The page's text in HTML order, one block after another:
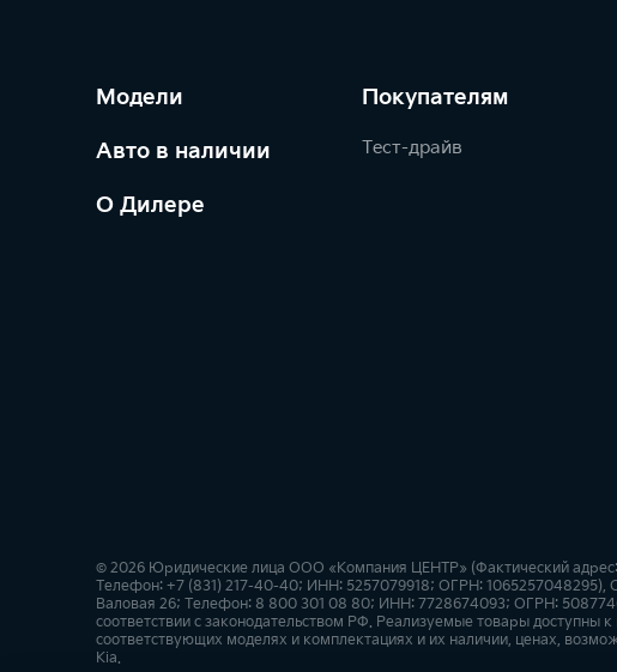
Модели
Авто в наличии
О Дилере
Покупателям
Тест-драйв
© 2026 Юридические лица ООО «Компания ЦЕНТР» (Фактический
Телефон: +7 (831) 217-40-40; ИНН: 5257079918; ОГРН: 1065257048295),
Валовая 26; Телефон: 8 800 301 08 80; ИНН: 7728674093; ОГРН:
соответствии с законодательством РФ. Реализуемые товары
соответствующих моделях и комплектациях и их наличии, ценах,
Kia.